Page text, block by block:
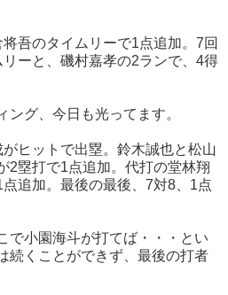
吾のタイムリーで1点追加。7回
ーと、磯村嘉孝の2ランで、4得
グ、今日も光ってます。
ヒットで出塁。鈴木誠也と松山
2塁打で1点追加。代打の堂林翔
追加。最後の最後、7対8、1点
で小園海斗が打てば・・・とい
続くことができず、最後の打者